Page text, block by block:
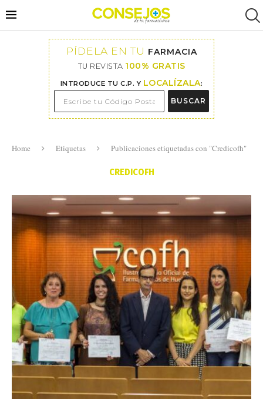
PÍDELA EN TU FARMACIA
TU REVISTA 100% GRATIS
INTRODUCE TU C.P. Y LOCALÍZALA:
BUSCAR
Home Etiquetas Publicaciones etiquetadas con "Credicofh"
CREDICOFH